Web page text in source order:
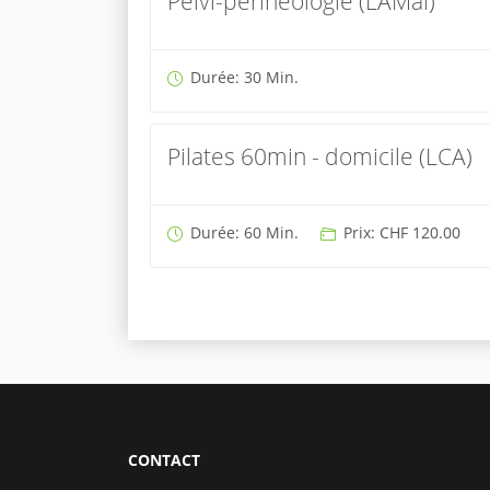
Durée: 30 Min.
Pilates 60min - domicile (LCA)
Durée: 60 Min. Prix: CHF 120.00
CONTACT